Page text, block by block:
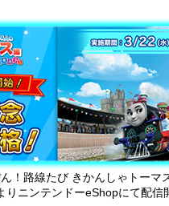
！路線たび きかんしゃトーマ
ニンテンドーeShopにて配信